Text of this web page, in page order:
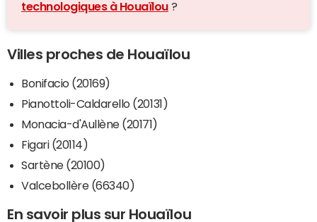
technologiques à Houaïlou ?
Villes proches de Houaïlou
Bonifacio (20169)
Pianottoli-Caldarello (20131)
Monacia-d'Aullène (20171)
Figari (20114)
Sartène (20100)
Valcebollère (66340)
En savoir plus sur Houaïlou